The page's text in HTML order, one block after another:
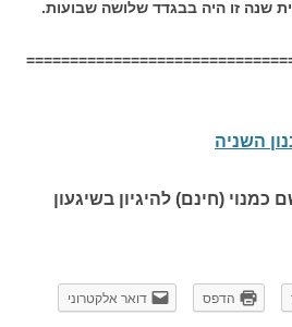
שנה זו היה בבגדד שלושה שבועות.
השניה
כמנוי (חינם) להיגיון בשיגעון
הדפס דואר אלקטרוני